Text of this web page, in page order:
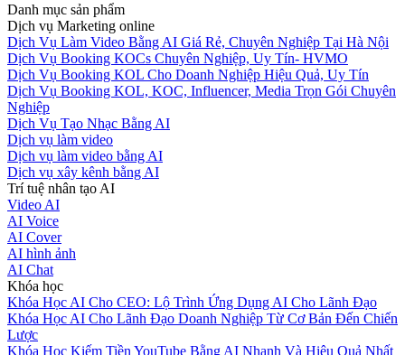
Danh mục sản phẩm
Dịch vụ Marketing online
Dịch Vụ Làm Video Bằng AI Giá Rẻ, Chuyên Nghiệp Tại Hà Nội
Dịch Vụ Booking KOCs Chuyên Nghiệp, Uy Tín- HVMO
Dịch Vụ Booking KOL Cho Doanh Nghiệp Hiệu Quả, Uy Tín
Dịch Vụ Booking KOL, KOC, Influencer, Media Trọn Gói Chuyên
Nghiệp
Dịch Vụ Tạo Nhạc Bằng AI
Dịch vụ làm video
Dịch vụ làm video bằng AI
Dịch vụ xây kênh bằng AI
Trí tuệ nhân tạo AI
Video AI
AI Voice
AI Cover
AI hình ảnh
AI Chat
Khóa học
Khóa Học AI Cho CEO: Lộ Trình Ứng Dụng AI Cho Lãnh Đạo
Khóa Học AI Cho Lãnh Đạo Doanh Nghiệp Từ Cơ Bản Đến Chiến
Lược
Khóa Học Kiếm Tiền YouTube Bằng AI Nhanh Và Hiệu Quả Nhất